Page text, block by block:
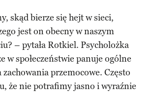
skąd bierze się hejt w sieci,
jest on obecny w naszym
– pytała Rotkiel. Psycholożka
w społeczeństwie panuje ogólne
przemocowe. Często
że nie potrafimy jasno i wyraźnie